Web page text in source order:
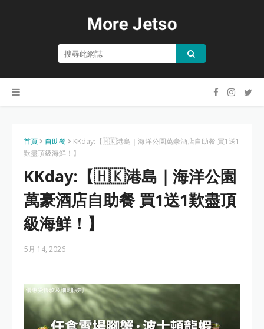
首頁 自助餐
KKday:【🇭🇰港島｜海洋公園萬豪酒店自助餐 買1送1
歎盡頂級海鮮！】
KKday:【🇭🇰港島｜海洋公園
萬豪酒店自助餐 買1送1歎盡頂
級海鮮！】
5月 14, 2026